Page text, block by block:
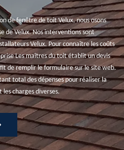
de fenêtre de toit Velux, nous osons
de Velux. Nos interventions sont
Velux. Pour connaître les coûts
Les maîtres du toit établit un devis
de remplir le formulaire sur le site web.
total des dépenses pour réaliser la
les charges diverses.